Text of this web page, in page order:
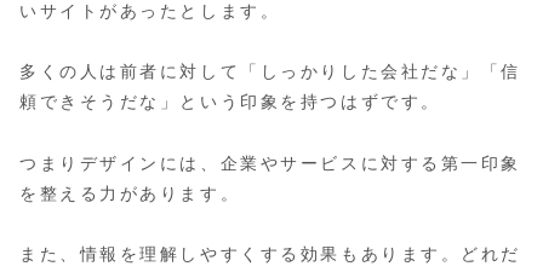
いサイトがあったとします。
多くの人は前者に対して「しっかりした会社だな」「信
頼できそうだな」という印象を持つはずです。
つまりデザインには、企業やサービスに対する第一印象
を整える力があります。
また、情報を理解しやすくする効果もあります。どれだ